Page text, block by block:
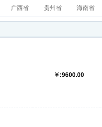
广西省 贵州省 海南省
￥:9600.00